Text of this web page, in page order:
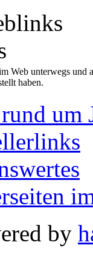
Web unterwegs und
haben.
um
by